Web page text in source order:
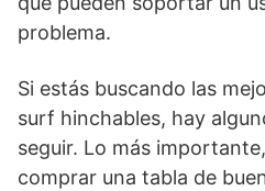
problema.
Si estás buscando las
surf hinchables, hay
seguir. Lo más
comprar una tabla de